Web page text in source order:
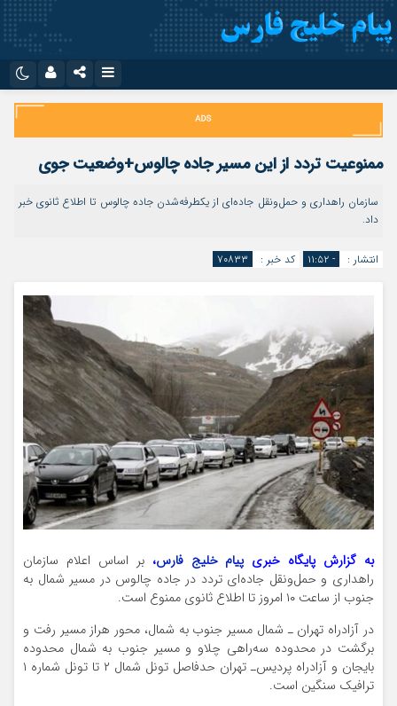
اینستاگرام
تلگرام
سروش
ایتا
اپلیکیشن
نام کاربری یا نشانی ایمیل
رمز عبور
ممنوعیت تردد از این مسیر جاده چالوس+وضعیت جوی
سازمان راهداری و حمل‌ونقل جاده‌ای از یکطرفه‌شدن جاده چالوس تا اطلاع ثانوی خبر
داد.
انتشار : - ۱۱:۵۲ کد خبر : ۷۰۸۳۳
به گزارش پایگاه خبریپیام خلیج فارس، بر اساس اعلام سازمان
راهداری و حمل‌ونقل جاده‌ای تردد در جاده چالوس در مسیر شمال به
جنوب از ساعت ۱۰ امروز تا اطلاع ثانوی ممنوع است.
در آزادراه تهران ـ شمال مسیر جنوب به شمال، محور هراز مسیر رفت و
برگشت در محدوده سه‌راهی چلاو و مسیر جنوب به شمال محدوده
بایجان و آزادراه پردیس‌ـ تهران حدفاصل تونل شمال ۲ تا تونل شماره ۱
ترافیک سنگین است.